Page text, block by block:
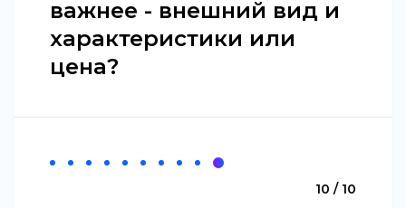
важнее - внешний вид и
характеристики или
цена?
10 / 10